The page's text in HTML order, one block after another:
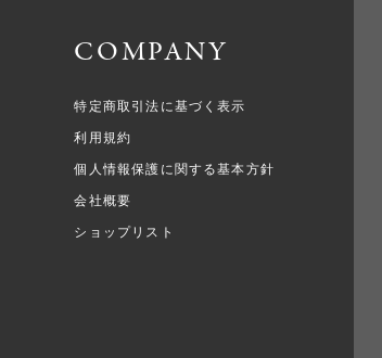
COMPANY
特定商取引法に基づく表示
利用規約
個人情報保護に関する基本方針
会社概要
ショップリスト